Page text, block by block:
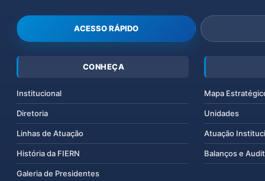
ACESSO RÁPIDO
CONHEÇA
Institucional
Diretoria
Linhas de Atuação
História da FIERN
Galeria de Presidentes
Mapa
Unidades
Atuação
Balanços e